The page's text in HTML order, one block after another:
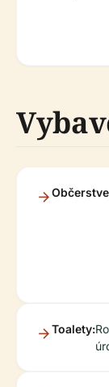
Toalety: